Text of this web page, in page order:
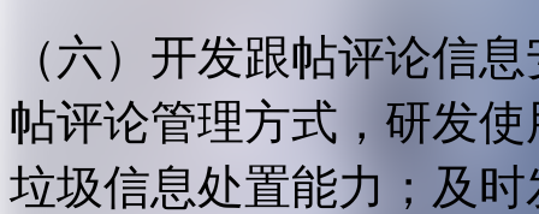
（六）开发跟帖评论信
帖评论管理方式，研发
垃圾信息处置能力；及